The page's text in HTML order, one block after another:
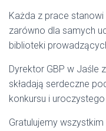
Każda z prace
zarówno dla samych
biblioteki
Dyrektor GBP w Jaśle
składają serdeczne
konkursu i
Gratulujemy